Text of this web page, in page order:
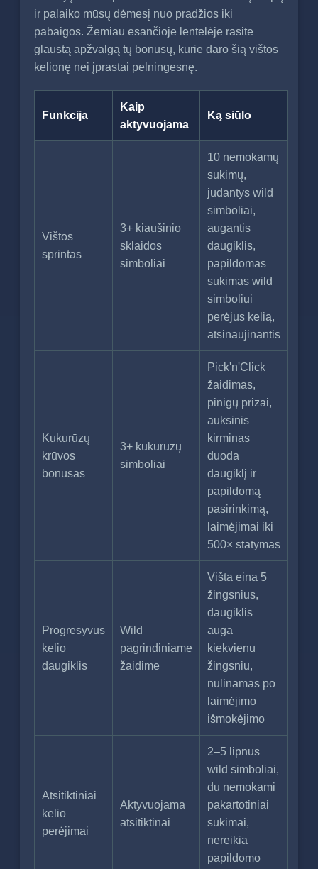
ir palaiko mūsų dėmesį nuo pradžios iki
pabaigos. Žemiau esančioje lentelėje rasite
glaustą apžvalgą tų bonusų, kurie daro šią vištos
kelionę nei įprastai pelningesnę.
Funkcija
Kaip
aktyvuojama
Ką siūlo
Vištos
sprintas
3+ kiaušinio
sklaidos
simboliai
10 nemokamų
sukimų,
judantys wild
simboliai,
augantis
daugiklis,
papildomas
sukimas wild
simboliui
perėjus kelią,
atsinaujinantis
Kukurūzų
krūvos
bonusas
3+ kukurūzų
simboliai
Pick'n'Click
žaidimas,
pinigų prizai,
auksinis
kirminas
duoda
daugiklį ir
papildomą
pasirinkimą,
laimėjimai iki
500× statymas
Progresyvus
kelio
daugiklis
Wild
pagrindiniame
žaidime
Višta eina 5
žingsnius,
daugiklis
auga
kiekvienu
žingsniu,
nulinamas po
laimėjimo
išmokėjimo
Atsitiktiniai
kelio
perėjimai
Aktyvuojama
atsitiktinai
2–5 lipnūs
wild simboliai,
du nemokami
pakartotiniai
sukimai,
nereikia
papildomo